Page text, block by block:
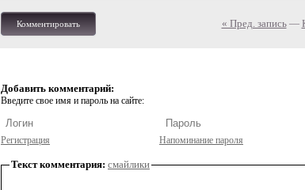
Комментировать « Пред. запись—
Добавить комментарий:
Введите свое имя и пароль на сайте:
Регистрация Напоминание пароля
Текст комментария: смайлики